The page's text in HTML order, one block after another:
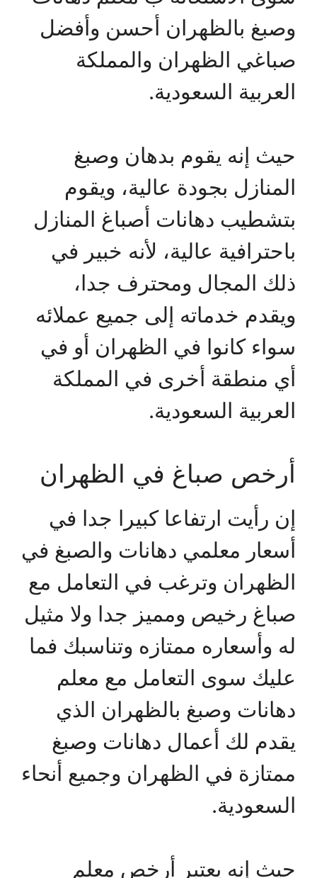
وصبغ بالظهران أحسن وأفضل
صباغي الظهران والمملكة
العربية السعودية.
حيث إنه يقوم بدهان وصبغ
المنازل بجودة عالية، ويقوم
بتشطيب دهانات أصباغ المنازل
باحترافية عالية، لأنه خبير في
ذلك المجال ومحترف جدا،
ويقدم خدماته إلى جميع عملائه
سواء كانوا في الظهران أو في
أي منطقة أخرى في المملكة
العربية السعودية.
أرخص صباغ في الظهران
إن رأيت ارتفاعا كبيرا جدا في
أسعار معلمي دهانات والصبغ في
الظهران وترغب في التعامل مع
صباغ رخيص ومميز جدا ولا مثيل
له وأسعاره ممتازه وتناسبك فما
عليك سوى التعامل مع معلم
دهانات وصبغ بالظهران الذي
يقدم لك أعمال دهانات وصبغ
ممتازة في الظهران وجميع أنحاء
السعودية.
حيث إنه يعتبر أرخص معلم